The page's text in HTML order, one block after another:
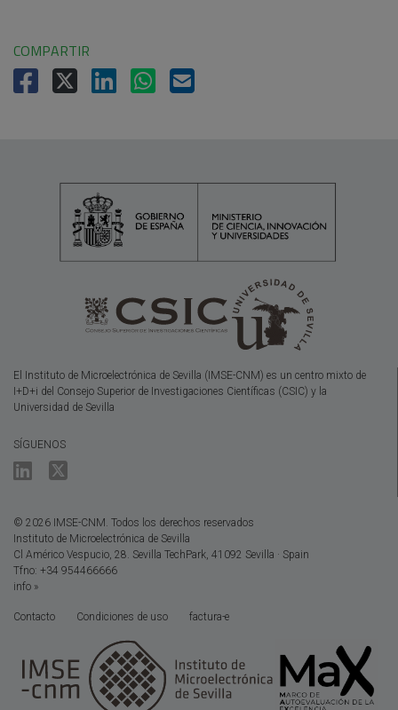
COMPARTIR
El Instituto de Microelectrónica de Sevilla (IMSE-CNM) es un centro mixto de
I+D+i del Consejo Superior de Investigaciones Científicas (CSIC) y la
Universidad de Sevilla
SÍGUENOS
© 2026 IMSE-CNM. Todos los derechos reservados
Instituto de Microelectrónica de Sevilla
Cl Américo Vespucio, 28. Sevilla TechPark, 41092 Sevilla · Spain
Tfno: +34 954466666
info »
Contacto Condiciones de uso factura-e